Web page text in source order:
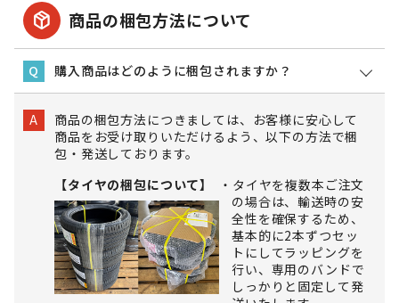
package_2 商品の梱包方法について
Q 購入商品はどのように梱包されますか？
A
商品の梱包方法につきましては、お客様に安心して
商品をお受け取りいただけるよう、以下の方法で梱
包・発送しております。
【タイヤの梱包について】
タイヤを複数本ご注文
の場合は、輸送時の安
全性を確保するため、
基本的に2本ずつセッ
トにしてラッピングを
行い、専用のバンドで
しっかりと固定して発